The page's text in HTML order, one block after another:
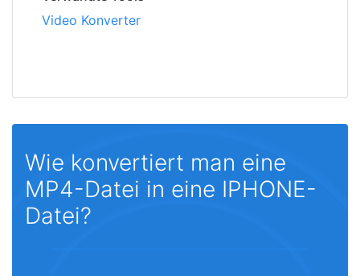
Video Konverter
Wie konvertiert man eine
MP4-Datei in eine IPHONE-
Datei?